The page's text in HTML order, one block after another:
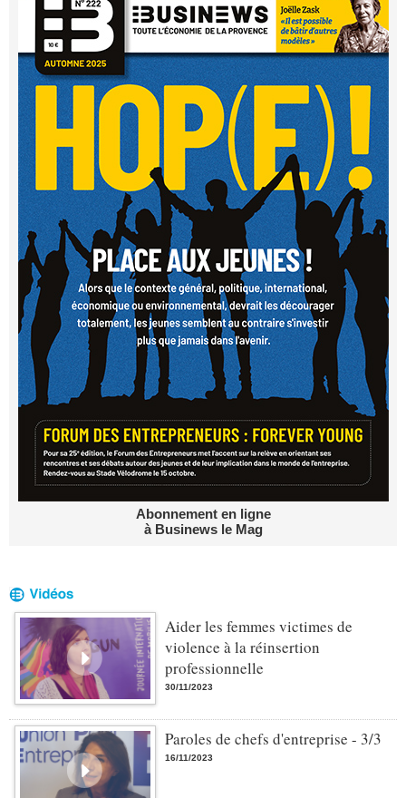
Abonnement en ligne
à Businews le Mag
Aider les femmes victimes de
violence à la réinsertion
professionnelle
30/11/2023
Paroles de chefs d'entreprise - 3/3
16/11/2023